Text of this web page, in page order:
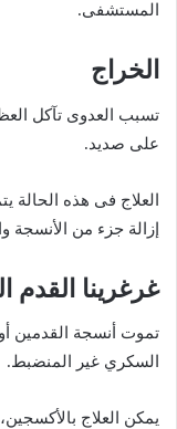
المستشفى.
الخراج
تسبب العدوى تآكل
على صديد.
العلاج فى هذه
إزالة جزء من الأنسجة
غرغرينا القدم
تموت أنسجة القدمين
السكري غير المنضبط.
يمكن العلاج